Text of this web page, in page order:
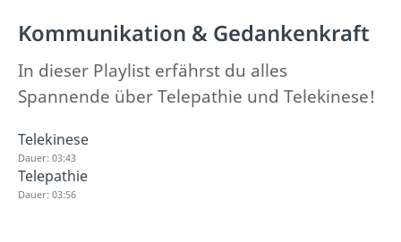
Kommunikation & Gedankenkraft
In dieser Playlist erfährst du alles
Spannende über Telepathie und Telekinese!
Telekinese
Dauer: 03:43
Telepathie
Dauer: 03:56